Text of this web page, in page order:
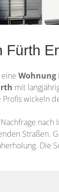
Fürth
Wohnung
mit
Profis wickeln
Straßen.
Die